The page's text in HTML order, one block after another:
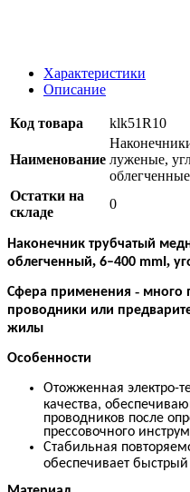
Характеристики
Описание
Код товара klk51R10
Наименование луженые,
Остатки на
складе
0
Наконечник трубчатый
облегченный, 6–400 mm ,
Сфера применения - много
проводники или
жилы
Особенности
Отожженная электро-
качества,
проводников после
прессовочного
Стабильная
обеспечивает